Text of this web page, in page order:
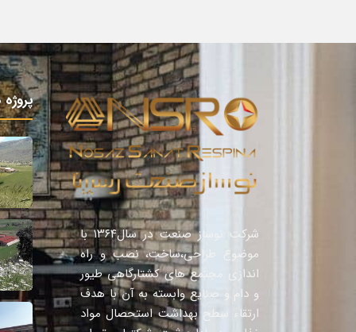
شرکت نوساز صنعت در سال١٣٦٤ با
موضوع طراحی،ساخت، نصب و راه
اندازی مجتمع های کشتارگاهی طیور
و دام و صنایع وابسته به آن با هدف
ارتقاء سطح بهداشت استحصال مواد